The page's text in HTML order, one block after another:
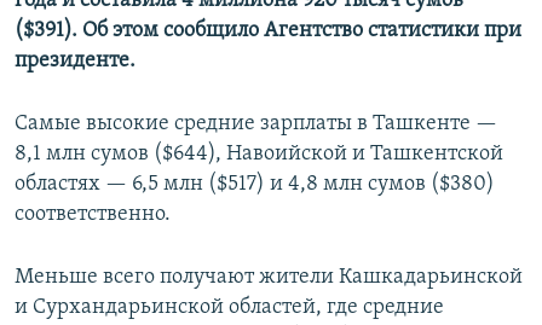
($391). Об этом сообщило Агентство статистики при
президенте.
Самые высокие средние зарплаты в Ташкенте —
8,1 млн сумов ($644), Навоийской и Ташкентской
областях — 6,5 млн ($517) и 4,8 млн сумов ($380)
соответственно.
Меньше всего получают жители Кашкадарьинской
и Сурхандарьинской областей, где средние